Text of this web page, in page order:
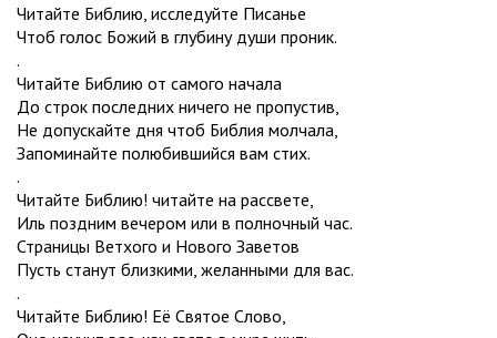
Читайте Библию, исследуйте Писанье
Чтоб голос Божий в глубину души проник.
.
Читайте Библию от самого начала
До строк последних ничего не пропустив,
Не допускайте дня чтоб Библия молчала,
Запоминайте полюбившийся вам стих.
.
Читайте Библию! читайте на рассвете,
Иль поздним вечером или в полночный час.
Страницы Ветхого и Нового Заветов
Пусть станут близкими, желанными для вас.
.
Читайте Библию! Её Святое Слово,